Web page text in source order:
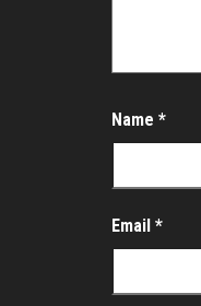
Name *
Email *